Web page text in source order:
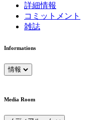
詳細情報
コミットメント
雑誌
Informations
情報
Media Room